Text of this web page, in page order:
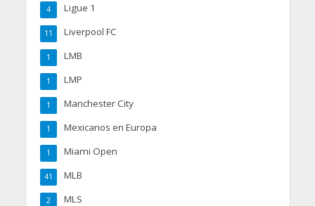
Ligue 1
4
Liverpool FC
11
LMB
1
LMP
1
Manchester City
1
Mexicanos en Europa
1
Miami Open
1
MLB
41
MLS
2